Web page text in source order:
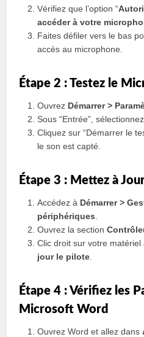
Vérifiez que l’option “
accéder à votre
Faites défiler vers le bas
accès au microphone.
Étape 2 : Testez le
Ouvrez Démarrer >
Sous “Entrée”,
Cliquez sur “Démarrer le
le son est capté.
Étape 3 : Mettez à
Accédez à Démarrer >
périphériques
Ouvrez la section
Clic droit sur votre matériel
jour le pilote
Étape 4 : Vérifiez les
Microsoft Word
Ouvrez Word et allez dans